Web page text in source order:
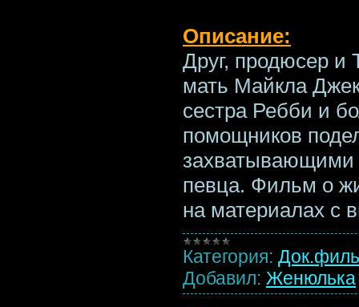
Описание:
Друг, продюсер и
мать Майкла
сестра Ребби и
помощников
захватывающими
певца. Фильм о
на материалах с
Категория:
Добавил: Женюлька